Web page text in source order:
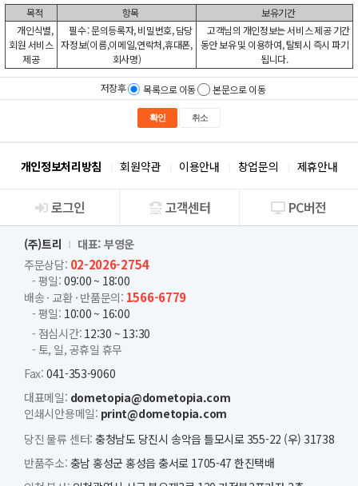
목적
항목
보유기간
개인식별,
회원 서비스
제공
필수 : 문의등록자, 비밀번호, 담당
자정보(이름,이메일,연락처,휴대폰,
회사명)
고객님의 개인정보는 서비스 제공 기간
동안 보유 및 이용하여, 탈퇴시 즉시 파기
됩니다.
저장후 목록으로 이동 본문으로 이동
확인 취소
개인정보처리방침 회원약관 이용안내 창업문의 제휴안내
회사소개
로그인 고객센터 PC버전
(주)트리
대표: 부영운
주문상담: 02-2026-2754
- 평일: 09:00 ~ 18:00
배송 · 교환 · 반품문의: 1566-6779
- 평일: 10:00 ~ 16:00
- 점심시간: 12:30 ~ 13:30
- 토, 일, 공휴일 휴무
Fax: 041-353-9060
대표메일: dometopia@dometopia.com
인쇄시안용메일: print@dometopia.com
당진 물류 센터: 충청남도 당진시 송악읍 틀모시로 355-22 (우) 31738
반품주소: 충남 홍성군 홍성읍 충서로 1705-47 한진택배